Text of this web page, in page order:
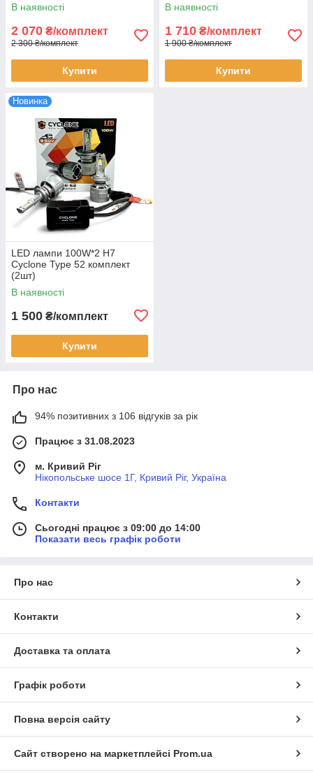
В наявності
2 070 ₴/комплект
2 300 ₴/комплект
Купити
В наявності
1 710 ₴/комплект
1 900 ₴/комплект
Купити
Новинка
LED лампи 100W*2 H7
Cyclone Type 52 комплект
(2шт)
В наявності
1 500 ₴/комплект
Купити
Про нас
94% позитивних з 106 відгуків за рік
Працює з 31.08.2023
м. Кривий Ріг
Нікопольське шосе 1Г, Кривий Ріг, Україна
Контакти
Сьогодні працює з 09:00 до 14:00
Показати весь графік роботи
Про нас
Контакти
Доставка та оплата
Графік роботи
Повна версія сайту
Сайт створено на маркетплейсі Prom.ua